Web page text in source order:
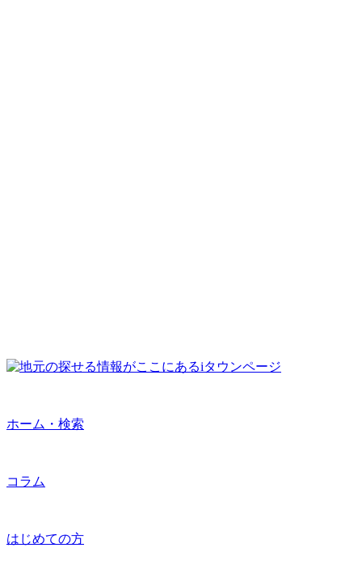
ホーム・検索
コラム
はじめての方